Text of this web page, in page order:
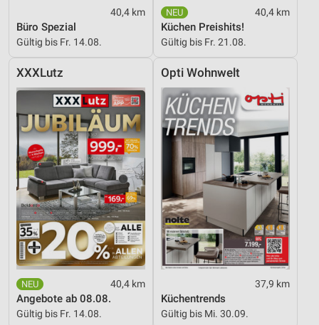
40,4 km
Büro Spezial
Gültig bis Fr. 14.08.
40,4 km
Küchen Preishits!
Gültig bis Fr. 21.08.
XXXLutz
40,4 km
Angebote ab 08.08.
Gültig bis Fr. 14.08.
Opti Wohnwelt
37,9 km
Küchentrends
Gültig bis Mi. 30.09.
Speichern von oder Zugriff auf Informationen
Verwendung reduzierter Daten zur Auswahl von
Erstellung von Profilen für personalisierte
Werbung
Verwendung von Profilen zur Auswahl
personalisierter Werbung
Erstellung von Profilen zur Personalisierung
von Inhalten
Verwendung von Profilen zur Auswahl
personalisierter Inhalte
Messung der Werbeleistung
Messung der Performance von Inhalten
Analyse von Zielgruppen durch Statistiken oder